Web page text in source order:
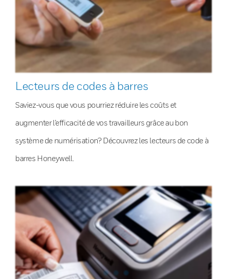
Lecteurs de codes à barres
Saviez-vous que vous pourriez réduire les coûts et
augmenter l’efficacité de vos travailleurs grâce au bon
système de numérisation? Découvrez les lecteurs de code à
barres Honeywell.